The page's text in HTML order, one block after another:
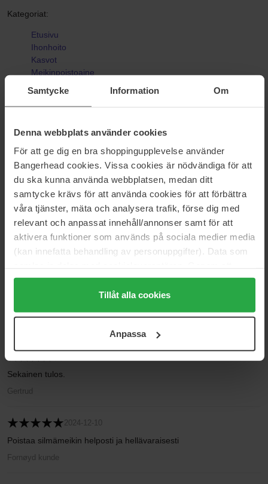
Samtycke Information Om
Denna webbplats använder cookies
För att ge dig en bra shoppingupplevelse använder
Bangerhead cookies. Vissa cookies är nödvändiga för att
du ska kunna använda webbplatsen, medan ditt
samtycke krävs för att använda cookies för att förbättra
våra tjänster, mäta och analysera trafik, förse dig med
relevant och anpassat innehåll/annonser samt för att
aktivera funktioner som används på sociala medier media
(kan innefatta behandling av personuppgifter). Data som
trycka på "Tillåt alla cookies" accepterar du alla cookies,
medan du under "Detaljer" kan anpassa användningen av
cookies. Du kan när som helst återkalla ditt samtycke.
Tillåt alla cookies
Anpassa
Kategoriat:
Etusivu
Ihonhoito
Kasvot
Meikinpoistoaine
Arvostelut (5)Kysymykset ja vastaukset (0)
4.6
Perustuu 5 arvosteluun
60%
Sekainen tulos.
Gertrud
2024-12-10
Poistaa silmämeikin helposti ja hellävaraisesti
Fornøyd kunde